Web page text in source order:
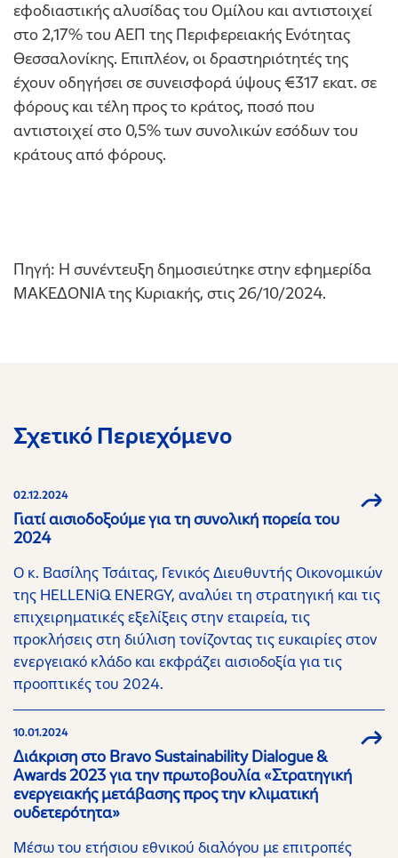
εφοδιαστικής αλυσίδας του Ομίλου και αντιστοιχεί
στο 2,17% του ΑΕΠ της Περιφερειακής Ενότητας
Θεσσαλονίκης. Επιπλέον, οι δραστηριότητές της
έχουν οδηγήσει σε συνεισφορά ύψους €317 εκατ. σε
φόρους και τέλη προς το κράτος, ποσό που
αντιστοιχεί στο 0,5% των συνολικών εσόδων του
κράτους από φόρους.
Πηγή: Η συνέντευξη δημοσιεύτηκε στην εφημερίδα
ΜΑΚΕΔΟΝΙΑ της Κυριακής, στις 26/10/2024.
Σχετικό Περιεχόμενο
02.12.2024
Γιατί αισιοδοξούμε για τη συνολική πορεία του
2024
Ο κ. Βασίλης Τσάιτας, Γενικός Διευθυντής Οικονομικών
της HELLENiQ ENERGY, αναλύει τη στρατηγική και τις
επιχειρηματικές εξελίξεις στην εταιρεία, τις
προκλήσεις στη διύλιση τονίζοντας τις ευκαιρίες στον
ενεργειακό κλάδο και εκφράζει αισιοδοξία για τις
προοπτικές του 2024.
10.01.2024
Διάκριση στο Bravo Sustainability Dialogue &
Awards 2023 για την πρωτοβουλία «Στρατηγική
ενεργειακής μετάβασης προς την κλιματική
ουδετερότητα»
Μέσω του ετήσιου εθνικού διαλόγου με επιτροπές